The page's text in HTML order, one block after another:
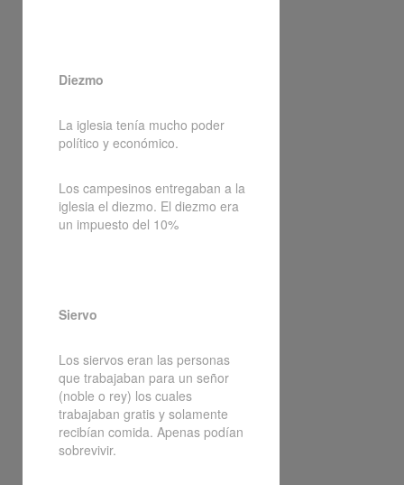
Diezmo
La iglesia tenía mucho poder
político y económico.
Los campesinos entregaban a la
iglesia el diezmo. El diezmo era
un impuesto del 10%
Siervo
Los siervos eran las personas
que trabajaban para un señor
(noble o rey) los cuales
trabajaban gratis y solamente
recibían comida. Apenas podían
sobrevivir.